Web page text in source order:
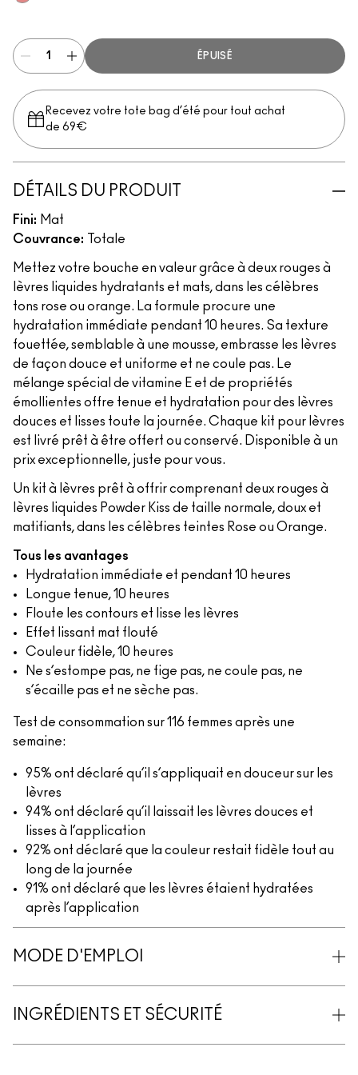
ÉPUISÉ
Recevez votre tote bag d’été pour tout achat
de 69€
DÉTAILS DU PRODUIT
Fini: Mat
Couvrance:
Totale
Mettez votre bouche en valeur grâce à deux rouges à
lèvres liquides hydratants et mats, dans les célèbres
tons rose ou orange. La formule procure une
hydratation immédiate pendant 10 heures. Sa texture
fouettée, semblable à une mousse, embrasse les lèvres
de façon douce et uniforme et ne coule pas. Le
mélange spécial de vitamine E et de propriétés
émollientes offre tenue et hydratation pour des lèvres
douces et lisses toute la journée. Chaque kit pour lèvres
est livré prêt à être offert ou conservé. Disponible à un
prix exceptionnelle, juste pour vous.
Un kit à lèvres prêt à offrir comprenant deux rouges à
lèvres liquides Powder Kiss de taille normale, doux et
matifiants, dans les célèbres teintes Rose ou Orange.
Tous les avantages
Hydratation immédiate et pendant 10 heures
Longue tenue, 10 heures
Floute les contours et lisse les lèvres
Effet lissant mat flouté
Couleur fidèle, 10 heures
Ne s’estompe pas, ne fige pas, ne coule pas, ne
s’écaille pas et ne sèche pas.
Test de consommation sur 116 femmes après une
semaine:
95% ont déclaré qu’il s’appliquait en douceur sur les
lèvres
94% ont déclaré qu’il laissait les lèvres douces et
lisses à l’application
92% ont déclaré que la couleur restait fidèle tout au
long de la journée
91% ont déclaré que les lèvres étaient hydratées
après l’application
MODE D'EMPLOI
INGRÉDIENTS ET SÉCURITÉ